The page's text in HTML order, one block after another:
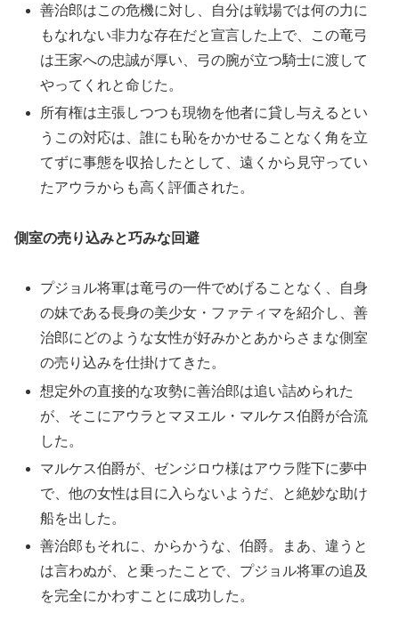
善治郎はこの危機に対し、自分は戦場では何の力に
もなれない非力な存在だと宣言した上で、この竜弓
は王家への忠誠が厚い、弓の腕が立つ騎士に渡して
やってくれと命じた。
所有権は主張しつつも現物を他者に貸し与えるとい
うこの対応は、誰にも恥をかかせることなく角を立
てずに事態を収拾したとして、遠くから見守ってい
たアウラからも高く評価された。
側室の売り込みと巧みな回避
プジョル将軍は竜弓の一件でめげることなく、自身
の妹である長身の美少女・ファティマを紹介し、善
治郎にどのような女性が好みかとあからさまな側室
の売り込みを仕掛けてきた。
想定外の直接的な攻勢に善治郎は追い詰められた
が、そこにアウラとマヌエル・マルケス伯爵が合流
した。
マルケス伯爵が、ゼンジロウ様はアウラ陛下に夢中
で、他の女性は目に入らないようだ、と絶妙な助け
船を出した。
善治郎もそれに、からかうな、伯爵。まあ、違うと
は言わぬが、と乗ったことで、プジョル将軍の追及
を完全にかわすことに成功した。